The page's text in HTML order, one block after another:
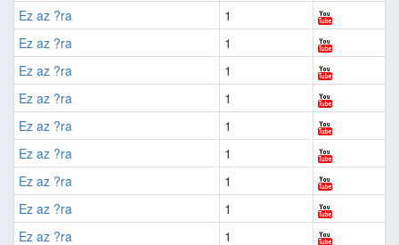
Ez az ?ra
1
Ez az ?ra
1
Ez az ?ra
1
Ez az ?ra
1
Ez az ?ra
1
Ez az ?ra
1
Ez az ?ra
1
Ez az ?ra
1
Ez az ?ra
1